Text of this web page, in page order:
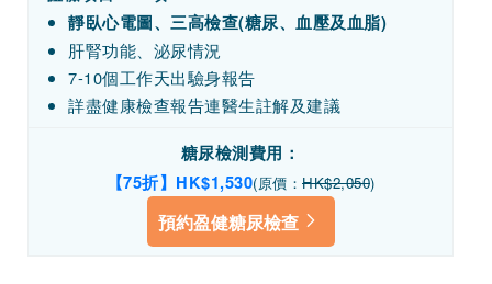
靜臥心電圖、三高檢查(糖尿、血壓及血脂)
肝腎功能、泌尿情況
7-10個工作天出驗身報告
詳盡健康檢查報告連醫生註解及建議
糖尿檢測費用：
【75折】HK$1,530(原價： HK$2,050)
預約盈健糖尿檢查